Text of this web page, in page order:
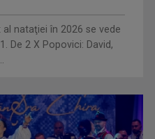
nataţiei în 2026 se vede
De 2 X Popovici: David,